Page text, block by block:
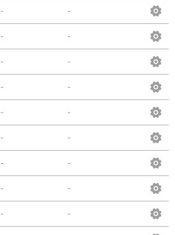
-
-
-
-
-
-
-
-
-
-
-
-
-
-
-
-
-
-